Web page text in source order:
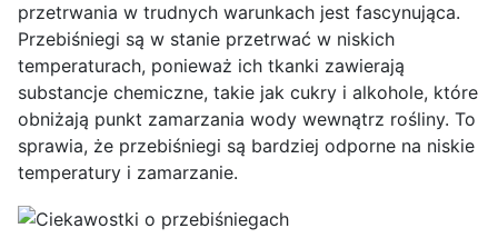
przetrwania w trudnych warunkach jest fascynująca.
Przebiśniegi są w stanie przetrwać w niskich
temperaturach, ponieważ ich tkanki zawierają
substancje chemiczne, takie jak cukry i alkohole, które
obniżają punkt zamarzania wody wewnątrz rośliny. To
sprawia, że przebiśniegi są bardziej odporne na niskie
temperatury i zamarzanie.